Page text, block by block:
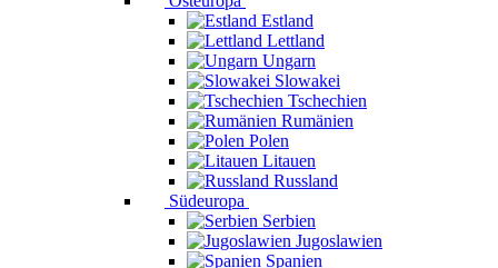
Estland
Lettland
Ungarn
Slowakei
Tschechien
Rumänien
Polen
Litauen
Russland
Südeuropa
Serbien
Jugoslawien
Spanien